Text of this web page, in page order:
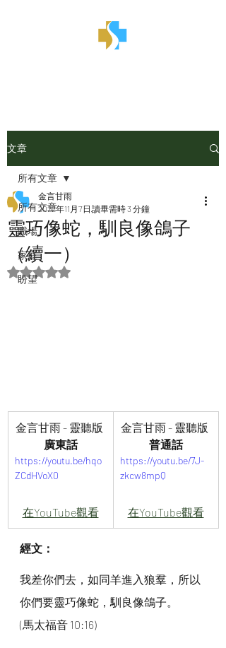
文章
所有文章
職場
家庭
盼望
所有文章
靈巧像蛇，馴良像鴿子
（續一）
金言甘雨
2022年11月7日 讀畢需時 3 分鐘
評等為 NaN（最高為 5 顆星）。
金言甘雨 - 靈聽版
廣東話
https://youtu.be/hqo
ZCdHVoX0
在YouTube觀看
金言甘雨 - 靈聽版
普通話
https://youtu.be/7J-
zkcw8mpQ
在YouTube觀看
經文：
我差你們去，如同羊進入狼羣，所以
你們要靈巧像蛇，馴良像鴿子。
(馬太福音 10:16)